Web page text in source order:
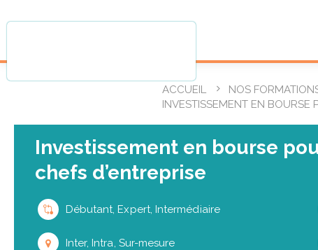
ACCUEIL NOS
INVESTISSEMENT EN BOURSE
Investissement en bourse
chefs d’entreprise
Débutant, Expert, Intermédiaire
Inter, Intra, Sur-mesure